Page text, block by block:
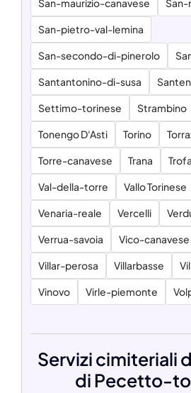
San-maurizio-canavese
San-pietro-val-lemina
San-secondo-di-pinerolo
Santantonino-di-susa
Settimo-torinese Strambino
Tonengo D'Asti Torino
Torre-canavese Trana
Val-della-torre Vallo Torinese
Venaria-reale Vercelli
Verrua-savoia Vico-canavese
Villar-perosa Villarbasse
Vinovo Virle-piemonte
Servizi cimiteriali
di Pecetto-